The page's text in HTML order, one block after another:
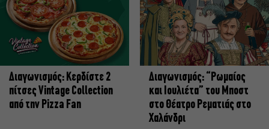
Διαγωνισμός: Κερδίστε 2
πίτσες Vintage Collection
από την Pizza Fan
Διαγωνισμός: “Ρωμαίος
και Ιουλιέτα” του Μποστ
στο Θέατρο Ρεματιάς στο
Χαλάνδρι